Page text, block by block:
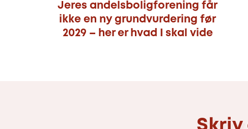
Jeres andelsboligforening får
ikke en ny grundvurdering før
2029 – her er hvad I skal vide